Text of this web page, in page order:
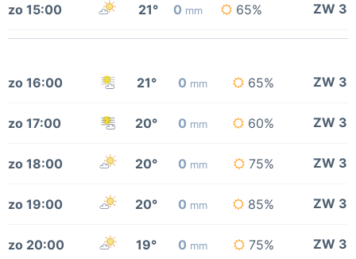
zo 15:00 21° 0 mm 65% ZW 3
zo 16:00 21° 0 mm 65% ZW 3
zo 17:00 20° 0 mm 60% ZW 3
zo 18:00 20° 0 mm 75% ZW 3
zo 19:00 20° 0 mm 85% ZW 3
zo 20:00 19° 0 mm 75% ZW 3